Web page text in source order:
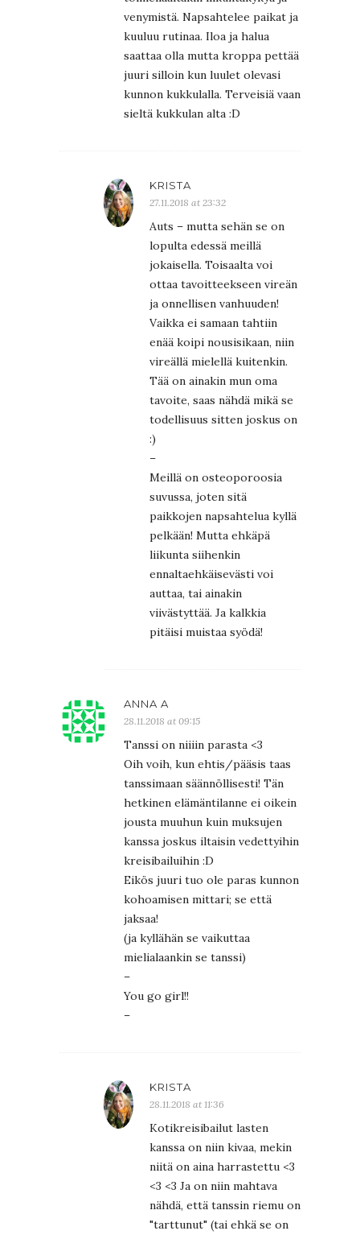
venymistä. Napsahtelee paikat ja
kuuluu rutinaa. Iloa ja halua
saattaa olla mutta kroppa pettää
juuri silloin kun luulet olevasi
kunnon kukkulalla. Terveisiä vaan
sieltä kukkulan alta :D
KRISTA
27.11.2018 at 23:32
Auts – mutta sehän se on
lopulta edessä meillä
jokaisella. Toisaalta voi
ottaa tavoitteekseen vireän
ja onnellisen vanhuuden!
Vaikka ei samaan tahtiin
enää koipi nousisikaan, niin
vireällä mielellä kuitenkin.
Tää on ainakin mun oma
tavoite, saas nähdä mikä se
todellisuus sitten joskus on
:)
–
Meillä on osteoporoosia
suvussa, joten sitä
paikkojen napsahtelua kyllä
pelkään! Mutta ehkäpä
liikunta siihenkin
ennaltaehkäisevästi voi
auttaa, tai ainakin
viivästyttää. Ja kalkkia
pitäisi muistaa syödä!
ANNA A
28.11.2018 at 09:15
Tanssi on niiiin parasta <3
Oih voih, kun ehtis/pääsis taas
tanssimaan säännöllisesti! Tän
hetkinen elämäntilanne ei oikein
jousta muuhun kuin muksujen
kanssa joskus iltaisin vedettyihin
kreisibailuihin :D
Eikös juuri tuo ole paras kunnon
kohoamisen mittari; se että
jaksaa!
(ja kyllähän se vaikuttaa
mielialaankin se tanssi)
–
You go girl!!
–
KRISTA
28.11.2018 at 11:36
Kotikreisibailut lasten
kanssa on niin kivaa, mekin
niitä on aina harrastettu <3
<3 <3 Ja on niin mahtava
nähdä, että tanssin riemu on
"tarttunut" (tai ehkä se on